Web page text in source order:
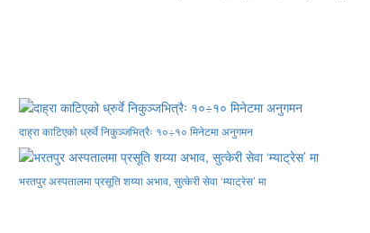
दाह्रा काटिएको ध्रुर्वे निकुञ्जभित्रैः १०÷१० मिनेटमा अनुगमन
भरतपुर अस्पतालमा प्रसूति शय्या अभाव, सुत्केरी सेवा ‘म्याट्रेस’ मा